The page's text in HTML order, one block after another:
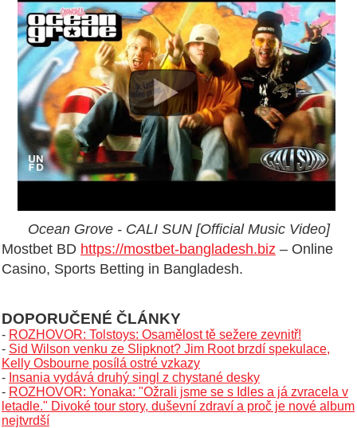
Ocean Grove - CALI SUN [Official Music Video]
Mostbet BD https://mostbet-bangladesh.biz – Online
Casino, Sports Betting in Bangladesh.
DOPORUČENÉ ČLÁNKY
- ROZHOVOR: Tolstoys: Osamělost tě sežere zevnitř!
- Sid Wilson venku ze Slipknot? Jim Root brzdí spekulace,
Kelly Osbourne posílá ostré vzkazy
- Insania vydává druhý singl z chystané desky
- ROZHOVOR: Yonaka: "Ožrali jsme se s Idles a já zvracela v
letadle." Divoké tour story, duševní zdraví a proč je nové album
nejtvrdší